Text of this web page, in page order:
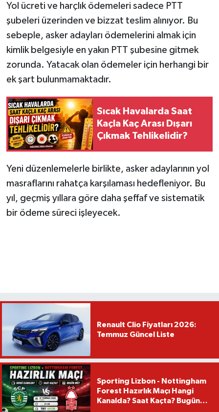
Yol ücreti ve harçlık ödemeleri sadece PTT
şubeleri üzerinden ve bizzat teslim alınıyor. Bu
sebeple, asker adayları ödemelerini almak için
kimlik belgesiyle en yakın PTT şubesine gitmek
zorunda. Yatacak olan ödemeler için herhangi bir
ek şart bulunmamaktadır.
Sıcak Havalarda Saat
Kaçla Kaç Arası Dışarı
Çıkmak Tehlikelidir?
Yeni düzenlemelerle birlikte, asker adaylarının yol
masraflarını rahatça karşılaması hedefleniyor. Bu
yıl, geçmiş yıllara göre daha şeffaf ve sistematik
bir ödeme süreci işleyecek.
Renault Clio Fiyatları 2026:
Temmuz Güncel Liste
Sporting Lizbon - Nottingham
Forest Hazırlık Maçı Hangi
Kanalda? Saat Kaçta? Bugün